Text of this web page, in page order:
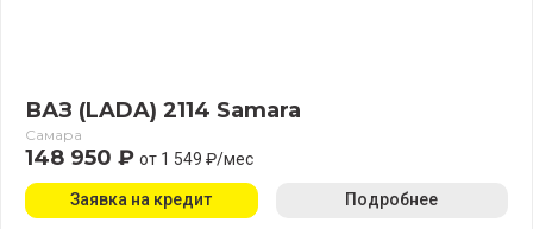
ВАЗ (LADA) 2114 Samara
Самара
148 950 ₽ от 1 549 ₽/мес
Заявка на кредит Подробнее